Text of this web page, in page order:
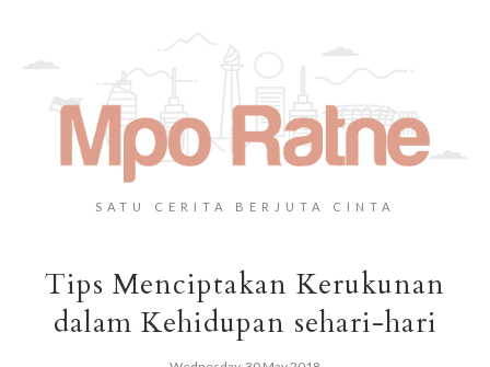
SATU CERITA BERJUTA CINTA
Tips Menciptakan Kerukunan
dalam Kehidupan sehari-hari